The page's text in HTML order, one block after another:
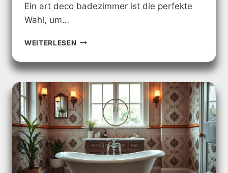
Ein art deco badezimmer ist die perfekte
Wahl, um…
WEITERLESEN MODERNE
DECO
BADEZIMMER:
INSPIRATION
FÜR
IHR
TRAUMBAD